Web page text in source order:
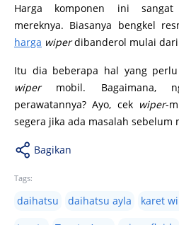
Harga komponen ini sangat
mereknya. Biasanya bengkel
harga wiperdibanderol mulai
Itu dia beberapa hal yang
wipermobil. Bagaimana,
perawatannya? Ayo, cek wiper-
segera jika ada masalah sebelum
Bagikan
Tags:
daihatsu daihatsu ayla karet